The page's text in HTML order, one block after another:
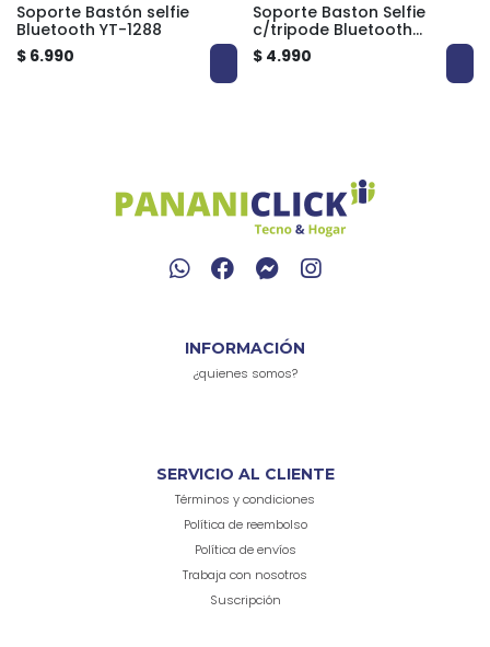
Soporte Bastón selfie
Bluetooth YT-1288
$ 6.990
Soporte Baston Selfie
c/tripode Bluetooth
M10537
$ 4.990
INFORMACIÓN
¿quienes somos?
SERVICIO AL CLIENTE
Términos y condiciones
Política de reembolso
Política de envíos
Trabaja con nosotros
Suscripción